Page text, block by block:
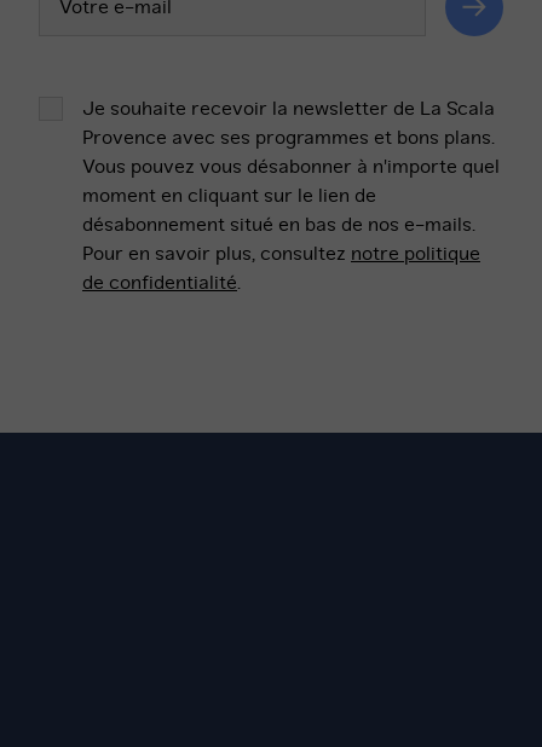
email
Valider
Je souhaite recevoir la newsletter de La Scala
Provence avec ses programmes et bons plans.
Vous pouvez vous désabonner à n'importe quel
moment en cliquant sur le lien de
désabonnement situé en bas de nos e-mails.
Pour en savoir plus, consultez notre politique
de confidentialité